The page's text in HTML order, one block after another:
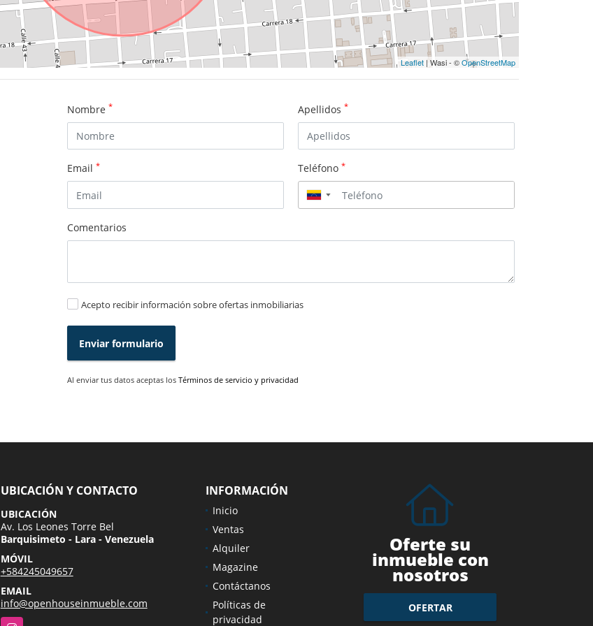
Leaflet | Wasi - ©OpenStreetMap
Nombre * Apellidos *
Email * Teléfono *
▼
Comentarios
Acepto recibir información sobre ofertas inmobiliarias
Enviar formulario
Al enviar tus datos aceptas los Términos de servicio y privacidad
UBICACIÓN Y CONTACTO
UBICACIÓN
Av. Los Leones Torre Bel
Barquisimeto - Lara - Venezuela
MÓVIL
+584245049657
EMAIL
info@openhouseinmueble.com
INFORMACIÓN
Inicio
Ventas
Alquiler
Magazine
Contáctanos
Políticas de
privacidad
Oferte su
inmueble con
nosotros
OFERTAR